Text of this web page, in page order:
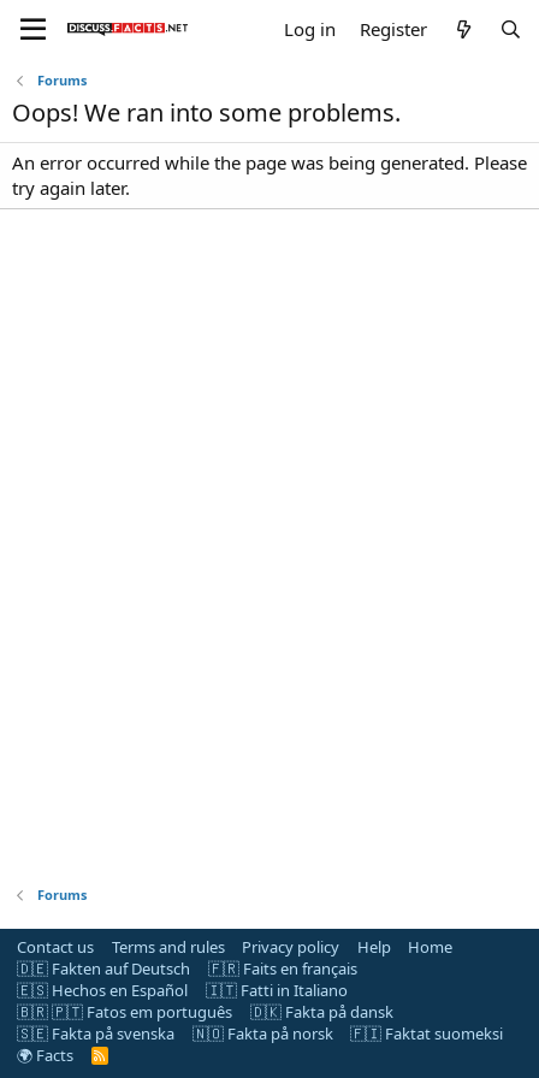
Log in Register
Forums
Oops! We ran into some problems.
An error occurred while the page was being generated. Please
try again later.
Forums
Contact us Terms and rules Privacy policy Help
Home
🇩🇪 Fakten auf Deutsch
🇫🇷 Faits en français
🇪🇸 Hechos en Español
🇮🇹 Fatti in Italiano
🇧🇷 🇵🇹 Fatos em português
🇩🇰 Fakta på dansk
🇸🇪 Fakta på svenska
🇳🇴 Fakta på norsk
🇫🇮 Faktat suomeksi
🌍 Facts
R